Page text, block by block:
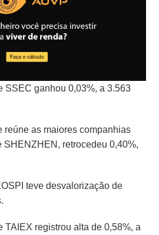
SSEC ganhou 0,03%, a 3.563
reúne as maiores companhias
SHENZHEN, retrocedeu 0,40%,
teve desvalorização de
TAIEX registrou alta de 0,58%, a